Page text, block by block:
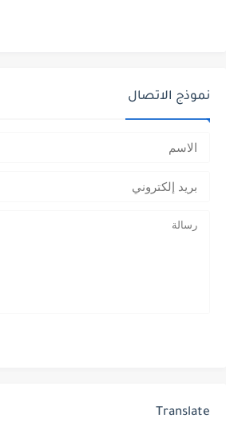
نموذج الاتصال
Translate